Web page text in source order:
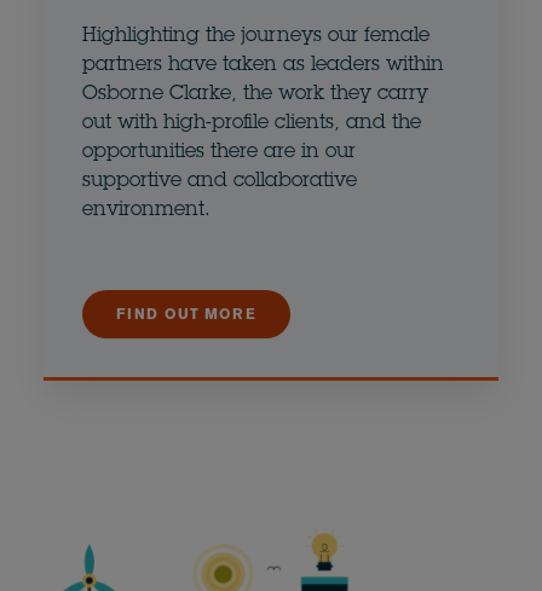
Highlighting the journeys our female
partners have taken as leaders within
Osborne Clarke, the work they carry
out with high-profile clients, and the
opportunities there are in our
supportive and collaborative
environment.
FIND OUT MORE